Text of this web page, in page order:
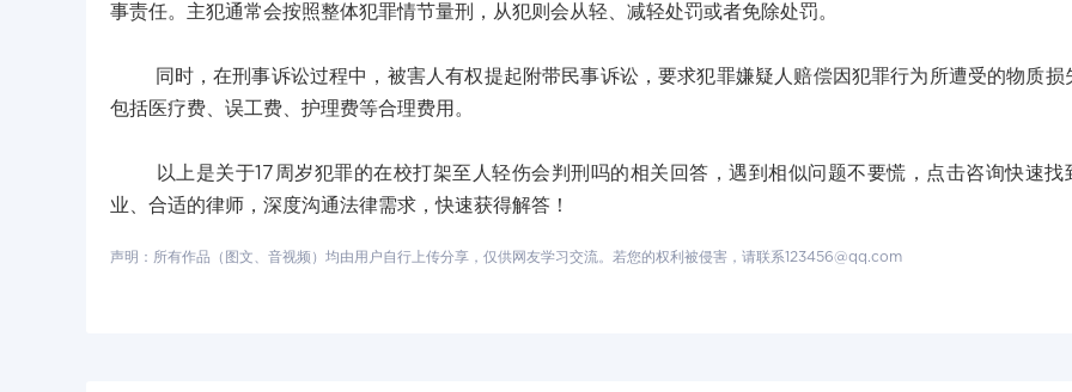
事责任。主犯通常会按照整体犯罪情节量刑，从犯则会从轻、减轻处罚或者免除处罚。
同时，在刑事诉讼过程中，被害人有权提起附带民事诉讼，要求犯罪嫌疑人赔偿因犯罪行为所遭受的物质损
包括医疗费、误工费、护理费等合理费用。
以上是关于17周岁犯罪的在校打架至人轻伤会判刑吗的相关回答，遇到相似问题不要慌，点击咨询快速找
业、合适的律师，深度沟通法律需求，快速获得解答！
声明：所有作品（图文、音视频）均由用户自行上传分享，仅供网友学习交流。若您的权利被侵害，请联系123456@qq.com